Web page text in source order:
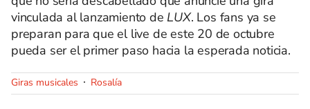
vinculada al lanzamiento de LUX. Los fans ya se
preparan para que el live de este 20 de octubre
pueda ser el primer paso hacia la esperada noticia.
Giras musicales Rosalía